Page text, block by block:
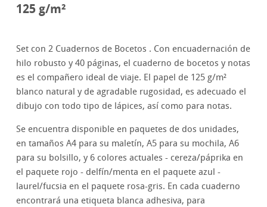
125 g/m²
Set con 2 Cuadernos de Bocetos . Con encuadernación de
hilo robusto y 40 páginas, el cuaderno de bocetos y notas
es el compañero ideal de viaje. El papel de 125 g/m²
blanco natural y de agradable rugosidad, es adecuado el
dibujo con todo tipo de lápices, así como para notas.
Se encuentra disponible en paquetes de dos unidades,
en tamaños A4 para su maletín, A5 para su mochila, A6
para su bolsillo, y 6 colores actuales - cereza/páprika en
el paquete rojo - delfín/menta en el paquete azul -
laurel/fucsia en el paquete rosa-gris. En cada cuaderno
encontrará una etiqueta blanca adhesiva, para